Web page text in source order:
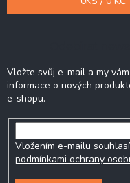
Vložte svůj e-mail a my
informace o nových
e-shopu.
Vložením e-mailu
podmínkami ochrany